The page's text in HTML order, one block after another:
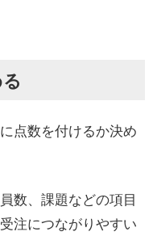
点数を付けるか決め
数、課題などの項目
注につながりやすい